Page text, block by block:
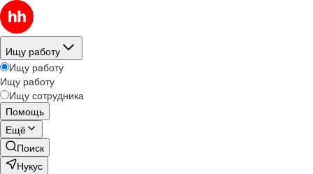
Ищу работу
Ищу работу
Ищу работу
Ищу сотрудника
Помощь
Ещё
Поиск
Нукус